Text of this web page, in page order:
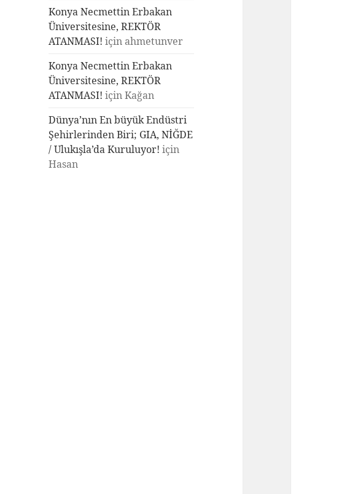
Konya Necmettin Erbakan
Üniversitesine, REKTÖR
ATANMASI! için ahmetunver
Konya Necmettin Erbakan
Üniversitesine, REKTÖR
ATANMASI! içinKağan
Dünya’nın En büyük Endüstri
Şehirlerinden Biri; GIA, NİĞDE
/ Ulukışla’da Kuruluyor! için
Hasan